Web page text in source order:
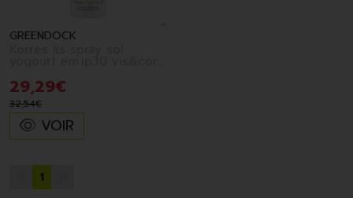
GREENDOCK
29,29€
32,54€
VOIR
1